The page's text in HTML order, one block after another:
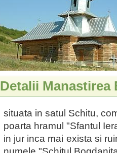
Detalii Manastirea
situata in satul Schitu,
poarta hramul "Sfantul
in jur inca mai exista si